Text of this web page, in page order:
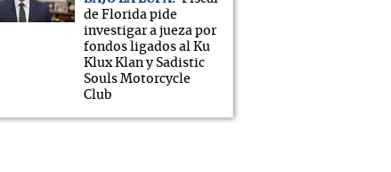
de Florida pide
investigar a jueza por
fondos ligados al Ku
Klux Klan y Sadistic
Souls Motorcycle
Club